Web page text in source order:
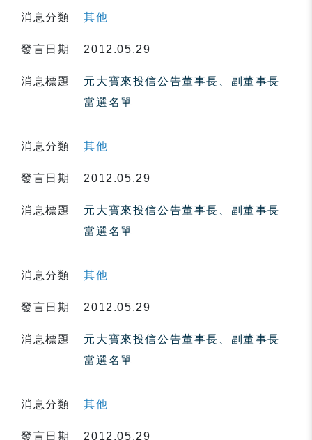
消息分類 其他
發言日期 2012.05.29
消息標題
元大寶來投信公告董事長、副董事長
當選名單
消息分類 其他
發言日期 2012.05.29
消息標題
元大寶來投信公告董事長、副董事長
當選名單
消息分類 其他
發言日期 2012.05.29
消息標題
元大寶來投信公告董事長、副董事長
當選名單
消息分類 其他
發言日期 2012.05.29